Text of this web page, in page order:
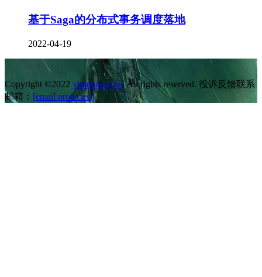
基于Saga的分布式事务调度落地
2022-04-19
Copyright ©2022 vlambda.com. All rights reserved. 投诉反馈联系
邮箱： [email protected]